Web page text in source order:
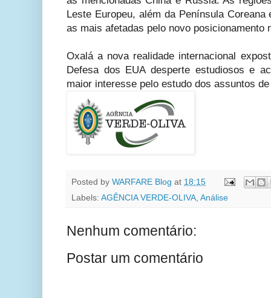
Leste Europeu, além da Península
as mais afetadas pelo novo posicionamento
Oxalá a nova realidade internacional
Defesa dos EUA desperte estudiosos e
maior interesse pelo estudo dos assuntos
Posted by WARFARE Blog at 18:15
Labels: AGÊNCIA VERDE-OLIVA, Análise
Nenhum comentário:
Postar um comentário